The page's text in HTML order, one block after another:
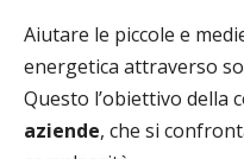
Aiutare le piccole e
energetica attraverso
Questo l’obiettivo della
aziende, che si